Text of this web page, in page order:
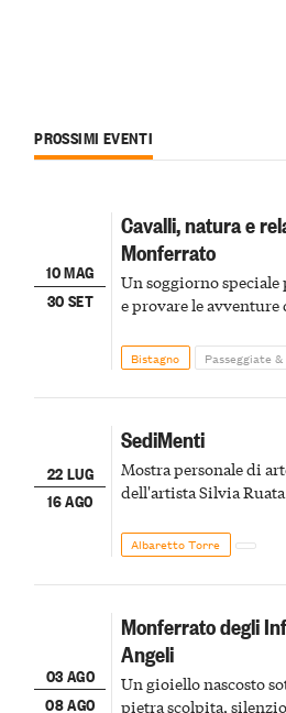
PROSSIMI EVENTI
10 MAG
30 SET
Cavalli, natura e
Monferrato
Un soggiorno
e provare le
Bistagno Passeggiate
22 LUG
16 AGO
SediMenti
Mostra personale di
dell'artista Silvia Ruata
Albaretto Torre
03 AGO
08 AGO
Monferrato degli
Angeli
Un gioiello nascosto
pietra scolpita,